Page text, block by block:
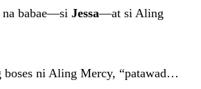
na babae—si Jessa—at si Aling
boses ni Aling Mercy, “patawad…